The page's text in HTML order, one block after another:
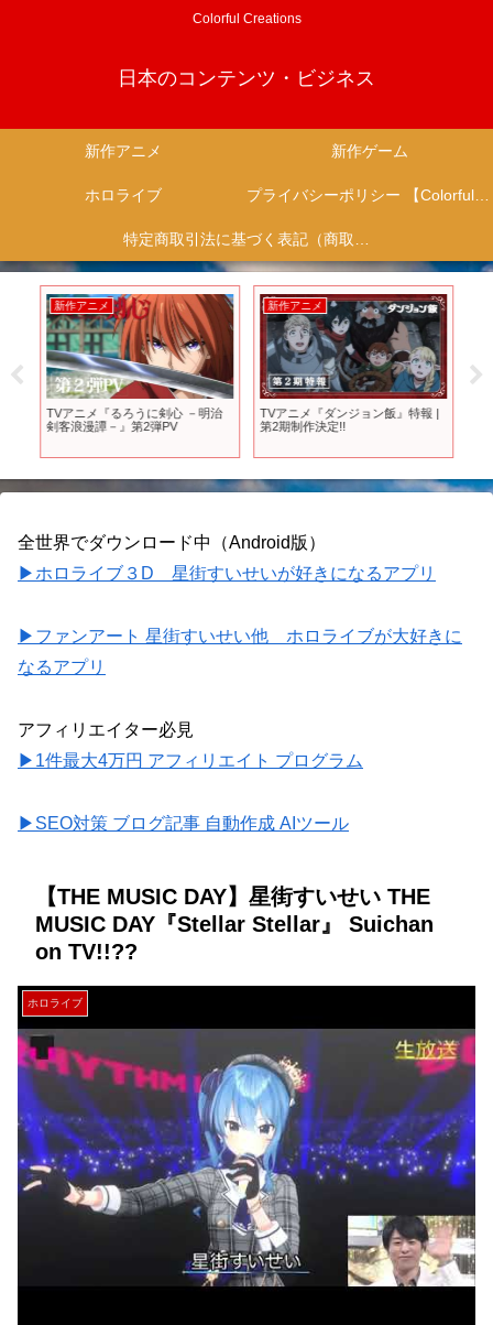
Colorful Creations
日本のコンテンツ・ビジネス
新作アニメ 新作ゲーム
ホロライブ プライバシーポリシー 【Colorful Creation】
特定商取引法に基づく表記（商取引に関する開示）
新作アニメ
TVアニメ『るろうに剣心 －明治
剣客浪漫譚－』第2弾PV
新作アニメ
TVアニメ『ダンジョン飯』特報 |
第2期制作決定!!
全世界でダウンロード中（Android版）
▶ホロライブ３D 星街すいせいが好きになるアプリ
▶ファンアート 星街すいせい他 ホロライブが大好きに
なるアプリ
アフィリエイター必見
▶1件最大4万円 アフィリエイト プログラム
▶SEO対策 ブログ記事 自動作成 AIツール
【THE MUSIC DAY】星街すいせい THE
MUSIC DAY『Stellar Stellar』 Suichan
on TV!!??
ホロライブ